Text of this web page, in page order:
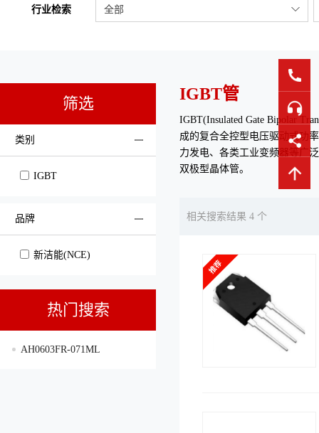
行业检索 全部
筛选
类别
IGBT
品牌
新洁能(NCE)
热门搜索
AH0603FR-071ML
IGBT管
IGBT(Insulated Gate Bipolar
成的复合全控型电压驱动式功
力发电、各类工业变频器等广
双极型晶体管。
相关搜索结果 4 个